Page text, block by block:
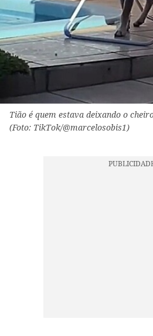
Tião é quem estava deixando o
(Foto: TikTok/@marcelosobis1)